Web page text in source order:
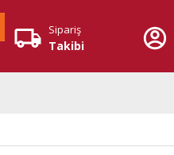
Sipariş
Takibi